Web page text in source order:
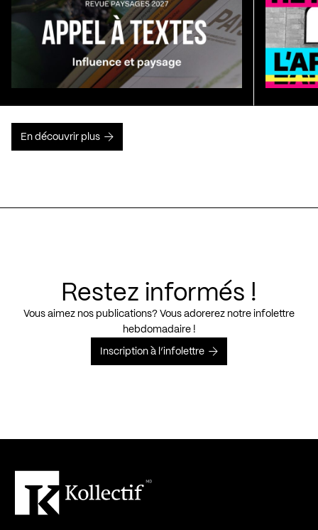
En découvrir plus
Restez informés !
Vous aimez nos publications? Vous adorerez notre infolettre
hebdomadaire !
Inscription à l’infolettre